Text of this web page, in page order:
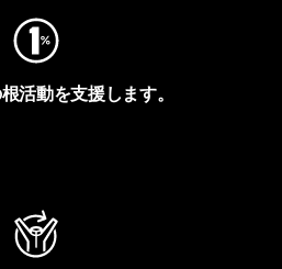
活動を支援します。